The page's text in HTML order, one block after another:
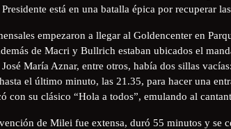
está en una batalla épica por recuperar
empezaron a llegar al Goldencenter en
de Macri y Bullrich estaban ubicados el
María Aznar, entre otros, había dos sillas
el último minuto, las 21.35, para hacer una
con su clásico “Hola a todos”, emulando al
de Milei fue extensa, duró 55 minutos y se